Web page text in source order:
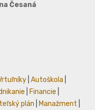
Česaná
Autoškola
Financie
plán Manažment